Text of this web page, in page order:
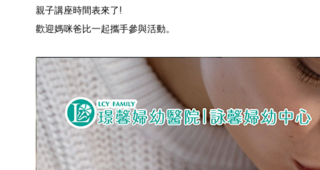
親子講座時間表來了!
歡迎媽咪爸比一起攜手參與活動。